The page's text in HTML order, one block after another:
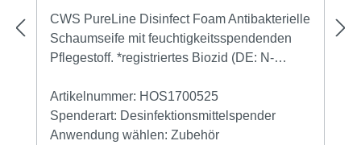
CWS PureLine Disinfect Foam Antibakterielle
Schaumseife mit feuchtigkeitsspendenden
Pflegestoff. *registriertes Biozid (DE: N-
Händewaschung Hautverträglichkeit
dermatologisch bestätigt Wirkt bakterizid,
levurozid und begrenzt viruzid Mit
Artikelnummer: HOS1700525
Spenderart: Desinfektionsmittelspender
Anwendung wählen: Zubehör